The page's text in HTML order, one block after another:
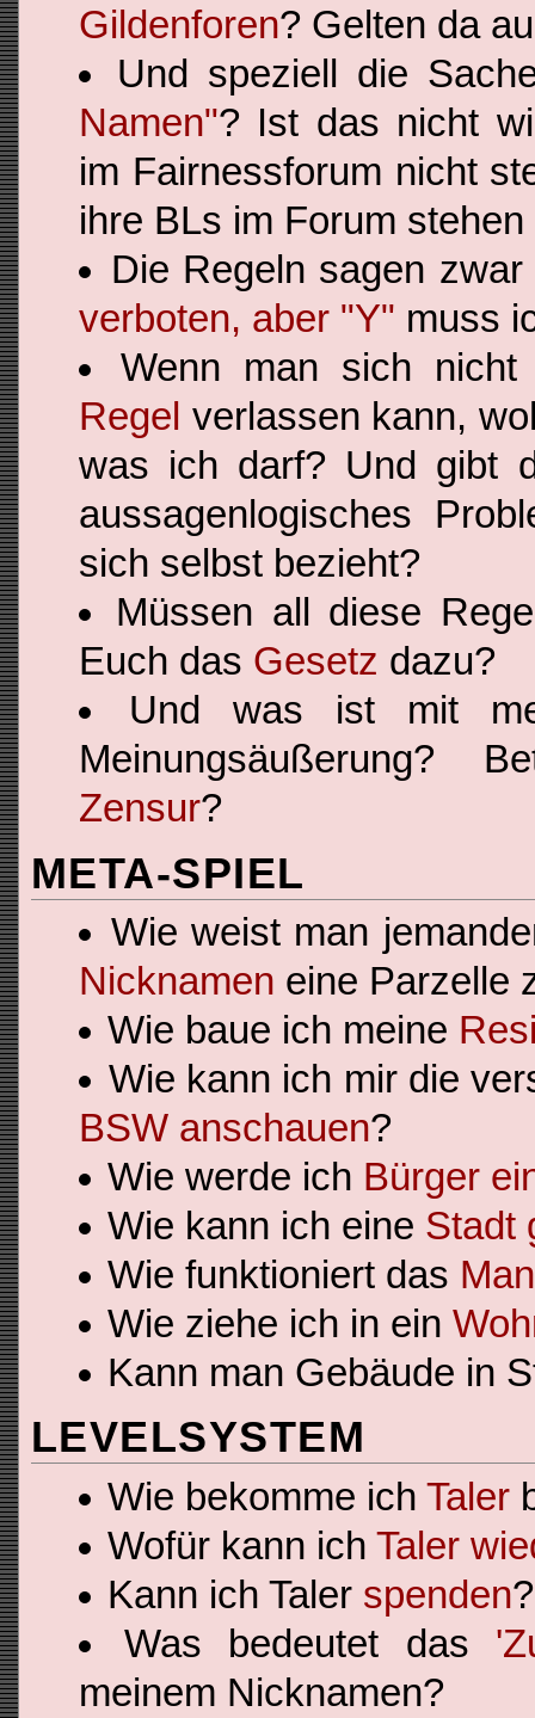
Gildenforen? Gelten da
Und speziell die
Namen"? Ist das nicht
im Fairnessforum nicht
ihre BLs im Forum
Die Regeln sagen
verboten, aber "Y" muss
Wenn man sich
Regel verlassen kann,
was ich darf? Und gibt
aussagenlogisches
sich selbst bezieht?
Müssen all diese
Euch das Gesetz dazu?
Und was ist mit
Meinungsäußerung?
Zensur?
META-SPIEL
Wie weist man
Nicknamen eine Parzelle
Wie baue ich meine
Wie kann ich mir die
BSW anschauen?
Wie werde ich Bürger
Wie kann ich eine Stadt
Wie funktioniert das
Wie ziehe ich in ein
Kann man Gebäude in
LEVELSYSTEM
Wie bekomme ichTaler
Wofür kann ichTaler
Kann ich Taler spenden?
Was bedeutet das
meinem Nicknamen?